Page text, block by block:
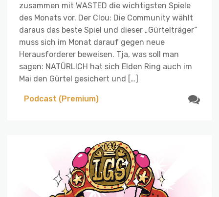
zusammen mit WASTED die wichtigsten Spiele
des Monats vor. Der Clou: Die Community wählt
daraus das beste Spiel und dieser „Gürtelträger“
muss sich im Monat darauf gegen neue
Herausforderer beweisen. Tja, was soll man
sagen: NATÜRLICH hat sich Elden Ring auch im
Mai den Gürtel gesichert und […]
Podcast (Premium)